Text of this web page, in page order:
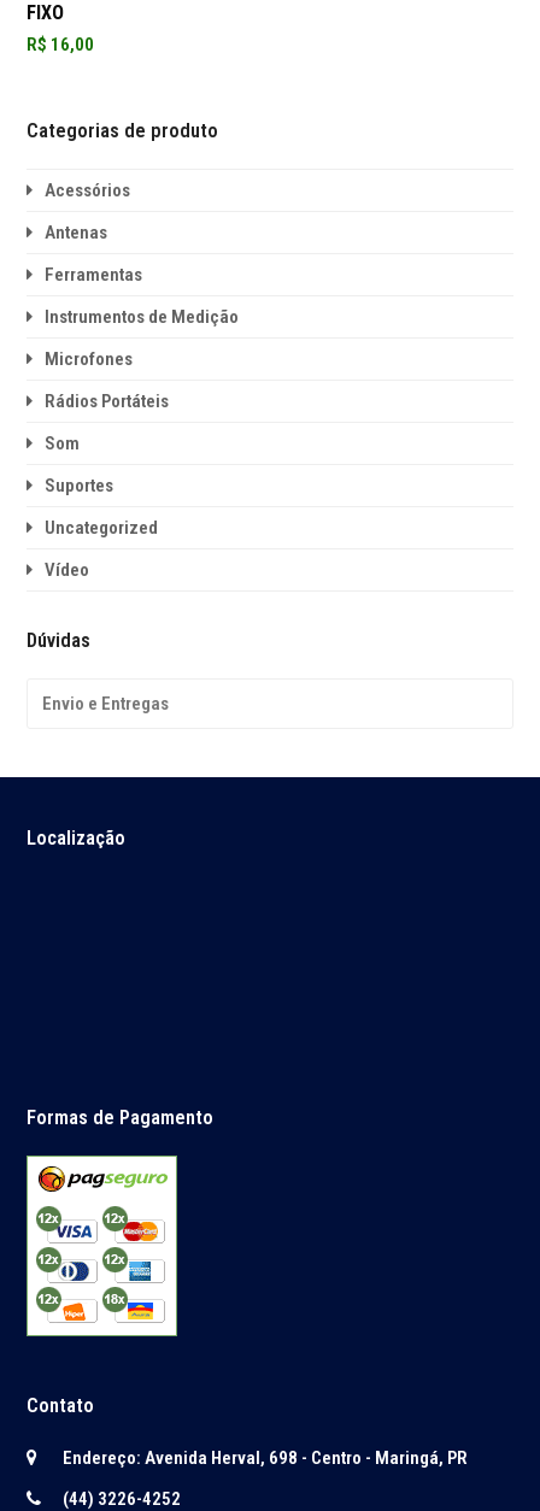
FIXO
R$ 16,00
Categorias de produto
Acessórios
Antenas
Ferramentas
Instrumentos de Medição
Microfones
Rádios Portáteis
Som
Suportes
Uncategorized
Vídeo
Dúvidas
Envio e Entregas
Localização
Formas de Pagamento
Contato
Endereço: Avenida Herval, 698 - Centro - Maringá, PR
(44) 3226-4252